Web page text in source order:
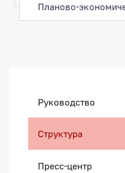
Планово-
Руководство
Структура
Пресс-центр